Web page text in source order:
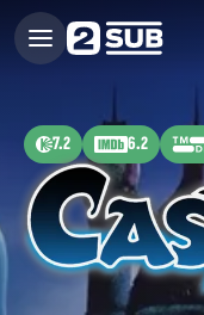
7.2 6.2